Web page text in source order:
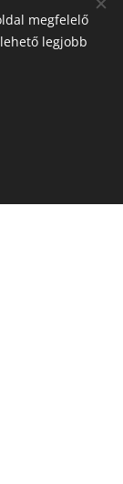
megfelelő
legjobb